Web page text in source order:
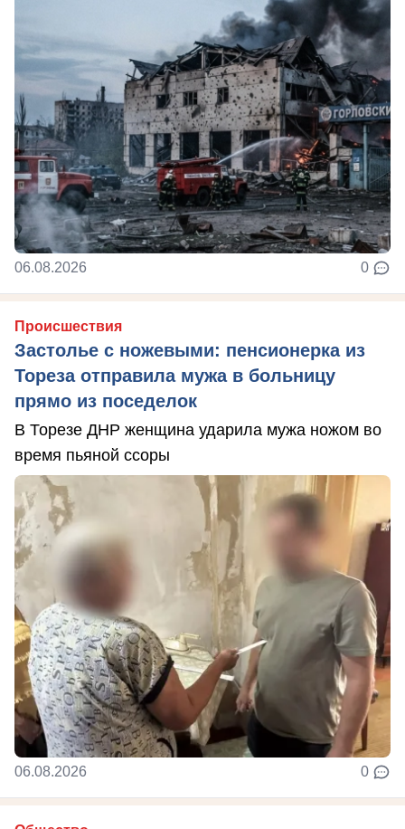
06.08.2026 0
Происшествия
Застолье с ножевыми: пенсионерка из
Тореза отправила мужа в больницу
прямо из поседелок
В Торезе ДНР женщина ударила мужа ножом во
время пьяной ссоры
06.08.2026 0